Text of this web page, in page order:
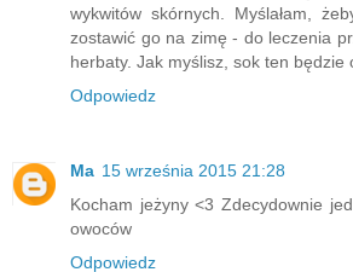
wykwitów skórnych. Myślałam,
zostawić go na zimę - do leczenia
herbaty. Jak myślisz, sok ten będzie
Odpowiedz
Ma 15 września 2015 21:28
Kocham jeżyny <3 Zdecydownie
owoców
Odpowiedz